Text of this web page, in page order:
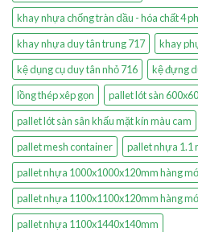
khay nhựa chống tràn dầu - hóa chất 4
khay nhựa duy tân trung 717
khay
kệ dụng cụ duy tân nhỏ 716
kệ đựng
lồng thép xêp gọn
pallet lót sàn
pallet lót sàn sân khấu mặt kín màu cam
pallet mesh container
pallet nhựa 1.1
pallet nhựa 1000x1000x120mm hàng
pallet nhựa 1100x1100x120mm hàng
pallet nhựa 1100x1440x140mm